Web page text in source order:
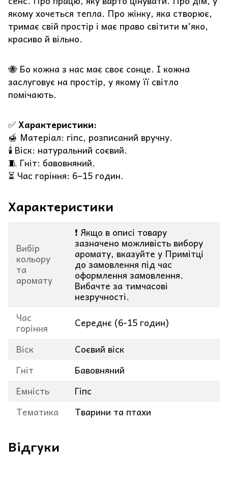
якому хочеться тепла. Про жінку, яка створює,
тримає свій простір і має право світити м'яко,
красиво й вільно.
🐝 Бо кожна з нас має своє сонце. І кожна
заслуговує на простір, у якому її світло
помічають.
✅Характеристики:
🍯 Матеріал: гіпс, розписаний вручну.
🕯️ Віск: натуральний соєвий.
🧵 Гніт: бавовняний.
⏳ Час горіння: 6–15 годин.
Характеристики
Вибір
кольору
та
аромату
❗ Якщо в описі товару
зазначено можливість вибору
аромату, вказуйте у Примітці
до замовлення під час
оформлення замовлення.
Вибачте за тимчасові
незручності.
Час
горіння
Середнє (6-15 годин)
Віск
Соєвий віск
Гніт
Бавовняний
Емність
Гіпс
Тематика
Тварини та птахи
Відгуки